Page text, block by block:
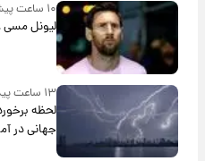
۱۰ ساعت پیش
لیونل مسی
۱۳ ساعت پیش
لحظه
جهانی در